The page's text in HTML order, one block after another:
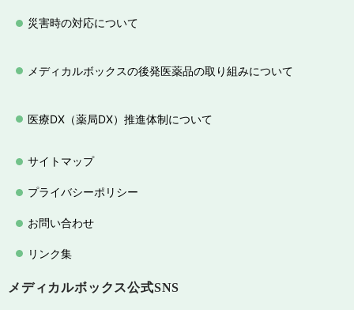
災害時の対応について
メディカルボックスの後発医薬品の取り組みについて
医療DX（薬局DX）推進体制について
サイトマップ
プライバシーポリシー
お問い合わせ
リンク集
メディカルボックス公式SNS